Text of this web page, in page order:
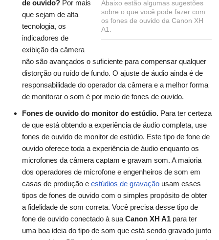
Abaixo estão algumas sugestões
sobre o que você pode fazer com
os fones de ouvido da Canon XH
A1.
de ouvido? Por mais
que sejam de alta
tecnologia, os
indicadores de
exibição da câmera
não são avançados o suficiente para compensar qualquer
distorção ou ruído de fundo. O ajuste de áudio ainda é de
responsabilidade do operador da câmera e a melhor forma
de monitorar o som é por meio de fones de ouvido.
Fones de ouvido do monitor do estúdio. Para ter certeza
de que está obtendo a experiência de áudio completa, use
fones de ouvido de monitor de estúdio. Este tipo de fone de
ouvido oferece toda a experiência de áudio enquanto os
microfones da câmera captam e gravam som. A maioria
dos operadores de microfone e engenheiros de som em
casas de produção e estúdios de gravação usam esses
tipos de fones de ouvido com o simples propósito de obter
a fidelidade de som correta. Você precisa desse tipo de
fone de ouvido conectado à sua Canon XH A1 para ter
uma boa ideia do tipo de som que está sendo gravado junto